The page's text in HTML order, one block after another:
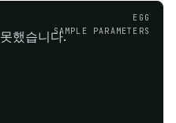
EGG
SAMPLE PARAMETERS
했습니다.